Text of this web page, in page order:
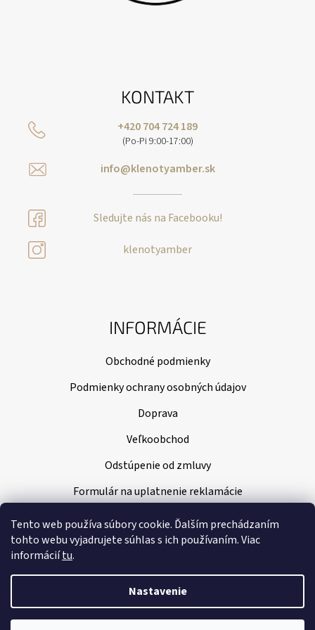
Tento web používa súbory cookie. Ďalším prechádzaním
tohto webu vyjadrujete súhlas s ich používaním. Viac
informáciítu.
Nastavenie
KONTAKT
+420 704 724 189
(Po-Pi 9:00-17:00)
info@klenotyamber.sk
Sledujte nás na Facebooku!
klenotyamber
INFORMÁCIE
Obchodné podmienky
Podmienky ochrany osobných údajov
Doprava
Veľkoobchod
Odstúpenie od zmluvy
Formulár na uplatnenie reklamácie
Vytvoril Shoptet |Nakódoval Pavel Kuneš